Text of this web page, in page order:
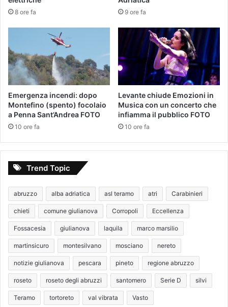
8 ore fa 9 ore fa
Emergenza incendi: dopo
Montefino (spento) focolaio
a Penna Sant’Andrea FOTO
10 ore fa
Levante chiude Emozioni in
Musica con un concerto che
infiamma il pubblico FOTO
10 ore fa
Trend Topic
abruzzo alba adriatica asl teramo atri Carabinieri
chieti comune giulianova Corropoli Eccellenza
Fossacesia giulianova laquila marco marsilio
martinsicuro montesilvano mosciano nereto
notizie giulianova pescara pineto regione abruzzo
roseto roseto degli abruzzi santomero Serie D silvi
Teramo tortoreto val vibrata Vasto